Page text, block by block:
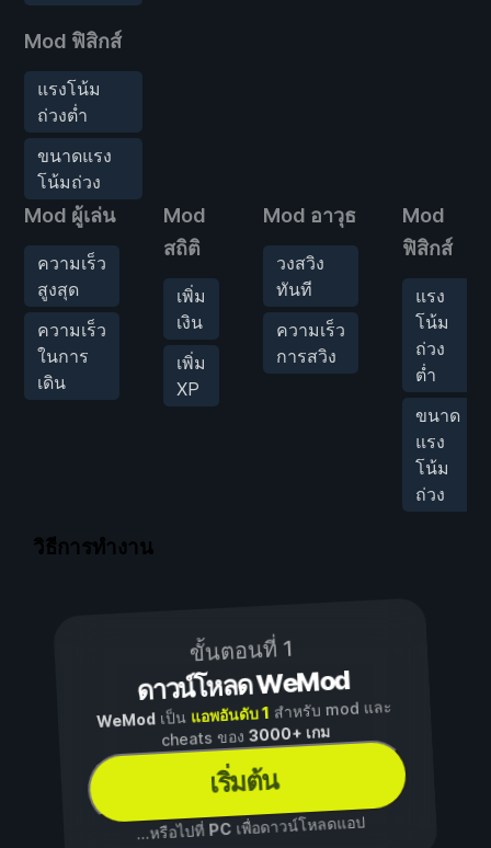
Mod ฟิสิกส์
แรงโน้ม
ถ่วงต่ำ
ขนาดแรง
โน้มถ่วง
Mod ผู้เล่น
ความเร็ว
สูงสุด
ความเร็ว
ในการ
เดิน
Mod
สถิติ
เพิ่ม
เงิน
เพิ่ม
XP
Mod อาวุธ
วงสวิง
ทันที
ความเร็ว
การสวิง
Mod
ฟิสิกส์
แรง
โน้ม
ถ่วง
ต่ำ
ขนาด
แรง
โน้ม
ถ่วง
วิธีการทำงาน
ขั้นตอนที่ 1
ดาวน์โหลด WeMod
WeModเป็น แอพอันดับ 1 สำหรับ mod และ
cheats ของ3000+ เกม
เริ่มต้น
...หรือไปที่ PCเพื่อดาวน์โหลดแอป